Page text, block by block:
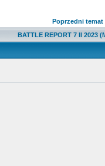
Poprzedni temat
BATTLE REPORT 7 II 2023